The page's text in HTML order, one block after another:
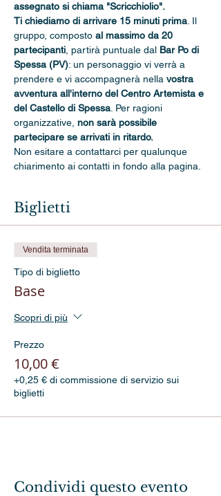
assegnato si chiama "Scricchiolio".
Ti chiediamo di arrivare 15 minuti prima . Il
gruppo, composto al massimo da 20
partecipanti , partirà puntuale dal Bar Po di
Spessa (PV): un personaggio vi verrà a
prendere e vi accompagnerà nella vostra
avventura all'interno del Centro Artemista e
del Castello di Spessa . Per ragioni
organizzative, non sarà possibile
partecipare se arrivati in ritardo.
Non esitare a contattarci per qualunque
chiarimento ai contatti in fondo alla pagina.
Biglietti
Vendita terminata
Tipo di biglietto
Base
Scopri di più
Prezzo
10,00 €
+0,25 € di commissione di servizio sui
biglietti
Condividi questo evento